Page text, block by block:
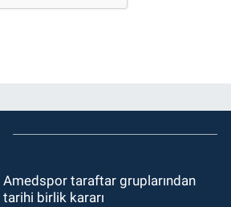
Amedspor taraftar gruplarından
tarihi birlik kararı